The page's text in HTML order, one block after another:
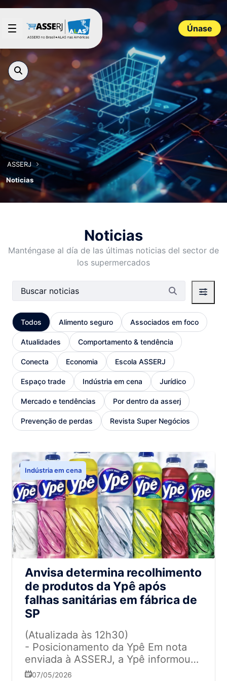
Saltar al contenido principal
Únase
ASSERJ
Noticias
Noticias
Manténgase al día de las últimas noticias del sector de
los supermercados
Barra de búsqueda
Todos Alimento seguro Associados em foco
Atualidades Comportamento & tendência
Conecta Economia Escola ASSERJ
Espaço trade Indústria em cena Jurídico
Mercado e tendências Por dentro da asserj
Prevenção de perdas Revista Super Negócios
Indústria em cena
Anvisa determina recolhimento
de produtos da Ypê após
falhas sanitárias em fábrica de
SP
(Atualizada às 12h30)
- Posicionamento da Ypê Em nota
enviada à ASSERJ, a Ypê informou
que possui fundamentação científica
07/05/2026